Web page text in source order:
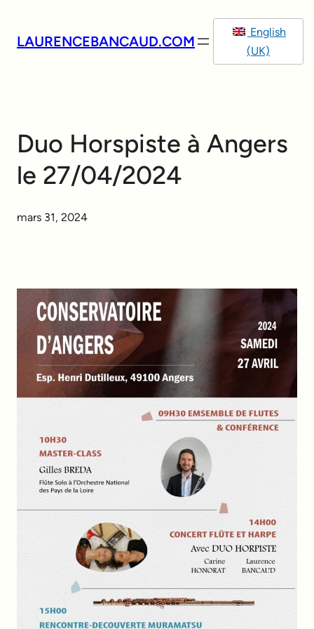
contenu
LAURENCEBANCAUD.COM
English
(UK)
Duo Horspiste à Angers
le 27/04/2024
mars 31, 2024